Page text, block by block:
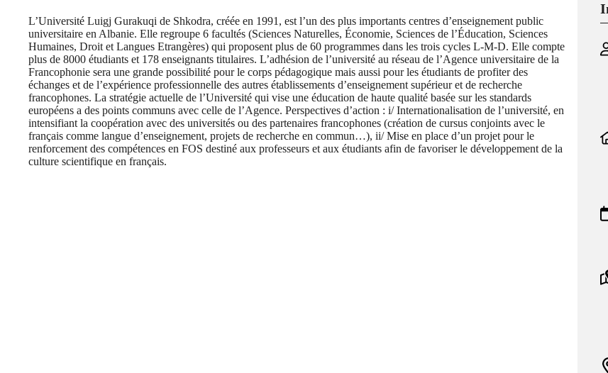
L’Université Luigj Gurakuqi de Shkodra, créée en 1991, est l’un des plus importants centres d’enseignement public
universitaire en Albanie. Elle regroupe 6 facultés (Sciences Naturelles, Économie, Sciences de l’Éducation, Sciences
Humaines, Droit et Langues Etrangères) qui proposent plus de 60 programmes dans les trois cycles L-M-D. Elle compte
plus de 8000 étudiants et 178 enseignants titulaires. L’adhésion de l’université au réseau de l’Agence universitaire de la
Francophonie sera une grande possibilité pour le corps pédagogique mais aussi pour les étudiants de profiter des
échanges et de l’expérience professionnelle des autres établissements d’enseignement supérieur et de recherche
francophones. La stratégie actuelle de l’Université qui vise une éducation de haute qualité basée sur les standards
européens a des points communs avec celle de l’Agence. Perspectives d’action : i/ Internationalisation de l’université, en
intensifiant la coopération avec des universités ou des partenaires francophones (création de cursus conjoints avec le
français comme langue d’enseignement, projets de recherche en commun…), ii/ Mise en place d’un projet pour le
renforcement des compétences en FOS destiné aux professeurs et aux étudiants afin de favoriser le développement de la
culture scientifique en français.